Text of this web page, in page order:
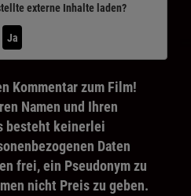
externe Inhalte laden?
Ja
Kommentar zum Film!
Namen und Ihren
besteht keinerlei
Daten
frei, ein Pseudonym zu
nicht Preis zu geben.